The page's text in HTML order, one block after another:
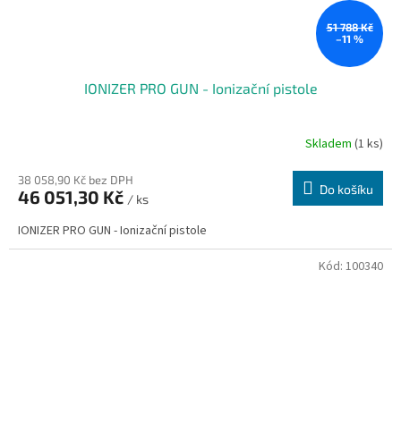
51 788 Kč
–11 %
IONIZER PRO GUN - Ionizační pistole
Skladem (1 ks)
38 058,90 Kč bez DPH
46 051,30 Kč / ks
Do košíku
IONIZER PRO GUN - Ionizační pistole
Kód: 100340